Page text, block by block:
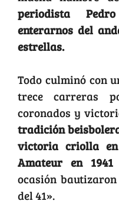
periodista
enterarnos del
estrellas.
Todo culminó con
trece carreras
coronados y
tradición
victoria criolla
Amateur en 1941
ocasión
del 41».